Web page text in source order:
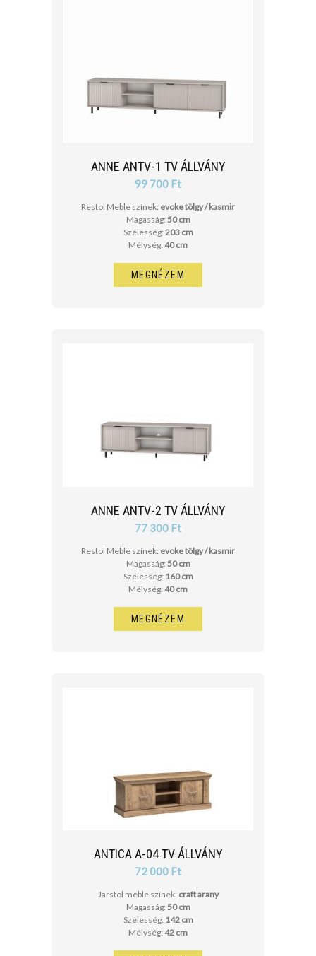
ANNE ANTV-1 TV ÁLLVÁNY
99 700 Ft
Restol Meble színek: evoke tölgy / kasmir
Magasság: 50 cm
Szélesség: 203 cm
Mélység: 40 cm
MEGNÉZEM
ANNE ANTV-2 TV ÁLLVÁNY
77 300 Ft
Restol Meble színek: evoke tölgy / kasmir
Magasság: 50 cm
Szélesség: 160 cm
Mélység: 40 cm
MEGNÉZEM
ANTICA A-04 TV ÁLLVÁNY
72 000 Ft
Jarstol meble színek: craft arany
Magasság: 50 cm
Szélesség: 142 cm
Mélység: 42 cm